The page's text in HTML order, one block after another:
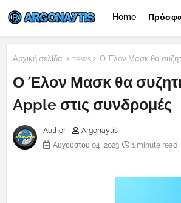
Home
Αρχική σελίδα news Ο Έλον Μασκ θα
Ο Έλον Μασκ θα
Apple στις συνδρομές
Author -
Argonaytis
Αυγούστου 04, 2023
1 minute read